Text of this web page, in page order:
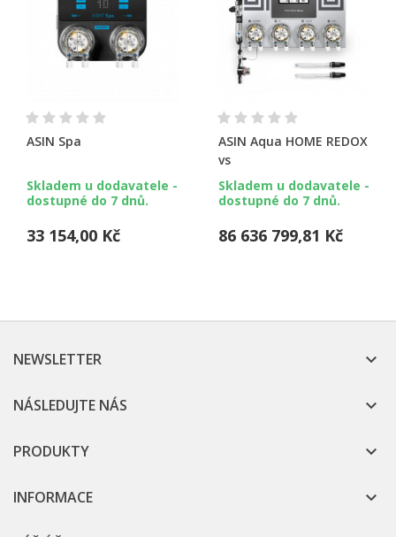
ASIN Spa
Skladem u dodavatele -
dostupné do 7 dnů.
33 154,00 Kč
ASIN Aqua HOME REDOX
vs
Skladem u dodavatele -
dostupné do 7 dnů.
86 636 799,81 Kč
NEWSLETTER 
NÁSLEDUJTE NÁS 
PRODUKTY 
INFORMACE 